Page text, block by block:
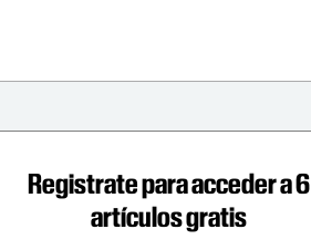
Registrate para acceder a 6
artículos gratis